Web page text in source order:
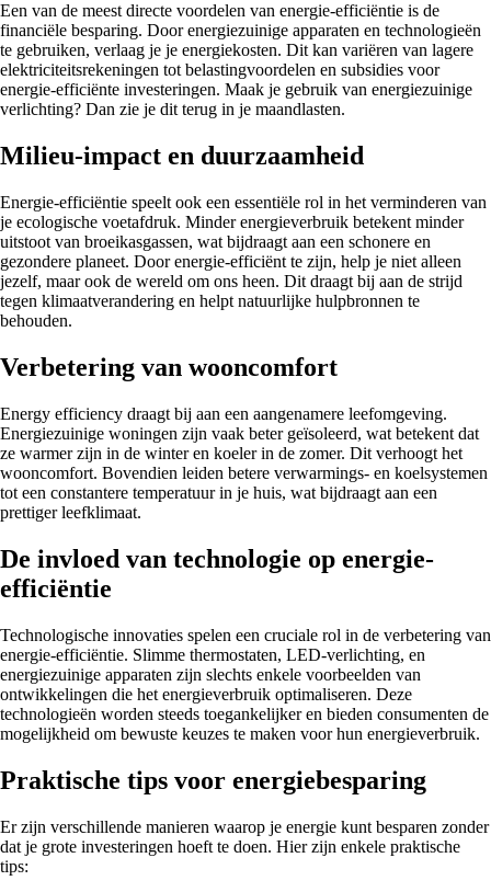
Een van de meest directe voordelen van energie-efficiëntie is de
financiële besparing. Door energiezuinige apparaten en technologieën
te gebruiken, verlaag je je energiekosten. Dit kan variëren van lagere
elektriciteitsrekeningen tot belastingvoordelen en subsidies voor
energie-efficiënte investeringen. Maak je gebruik van energiezuinige
verlichting? Dan zie je dit terug in je maandlasten.
Milieu-impact en duurzaamheid
Energie-efficiëntie speelt ook een essentiële rol in het verminderen van
je ecologische voetafdruk. Minder energieverbruik betekent minder
uitstoot van broeikasgassen, wat bijdraagt aan een schonere en
gezondere planeet. Door energie-efficiënt te zijn, help je niet alleen
jezelf, maar ook de wereld om ons heen. Dit draagt bij aan de strijd
tegen klimaatverandering en helpt natuurlijke hulpbronnen te
behouden.
Verbetering van wooncomfort
Energy efficiency draagt bij aan een aangenamere leefomgeving.
Energiezuinige woningen zijn vaak beter geïsoleerd, wat betekent dat
ze warmer zijn in de winter en koeler in de zomer. Dit verhoogt het
wooncomfort. Bovendien leiden betere verwarmings- en koelsystemen
tot een constantere temperatuur in je huis, wat bijdraagt aan een
prettiger leefklimaat.
De invloed van technologie op energie-
efficiëntie
Technologische innovaties spelen een cruciale rol in de verbetering van
energie-efficiëntie. Slimme thermostaten, LED-verlichting, en
energiezuinige apparaten zijn slechts enkele voorbeelden van
ontwikkelingen die het energieverbruik optimaliseren. Deze
technologieën worden steeds toegankelijker en bieden consumenten de
mogelijkheid om bewuste keuzes te maken voor hun energieverbruik.
Praktische tips voor energiebesparing
Er zijn verschillende manieren waarop je energie kunt besparen zonder
dat je grote investeringen hoeft te doen. Hier zijn enkele praktische
tips: